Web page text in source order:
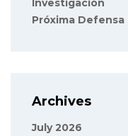
Investigación
Próxima Defensa
Archives
July 2026